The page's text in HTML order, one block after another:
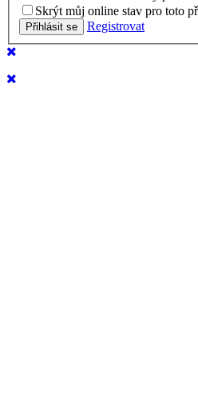
Skrýt můj online stav pro toto
Registrovat